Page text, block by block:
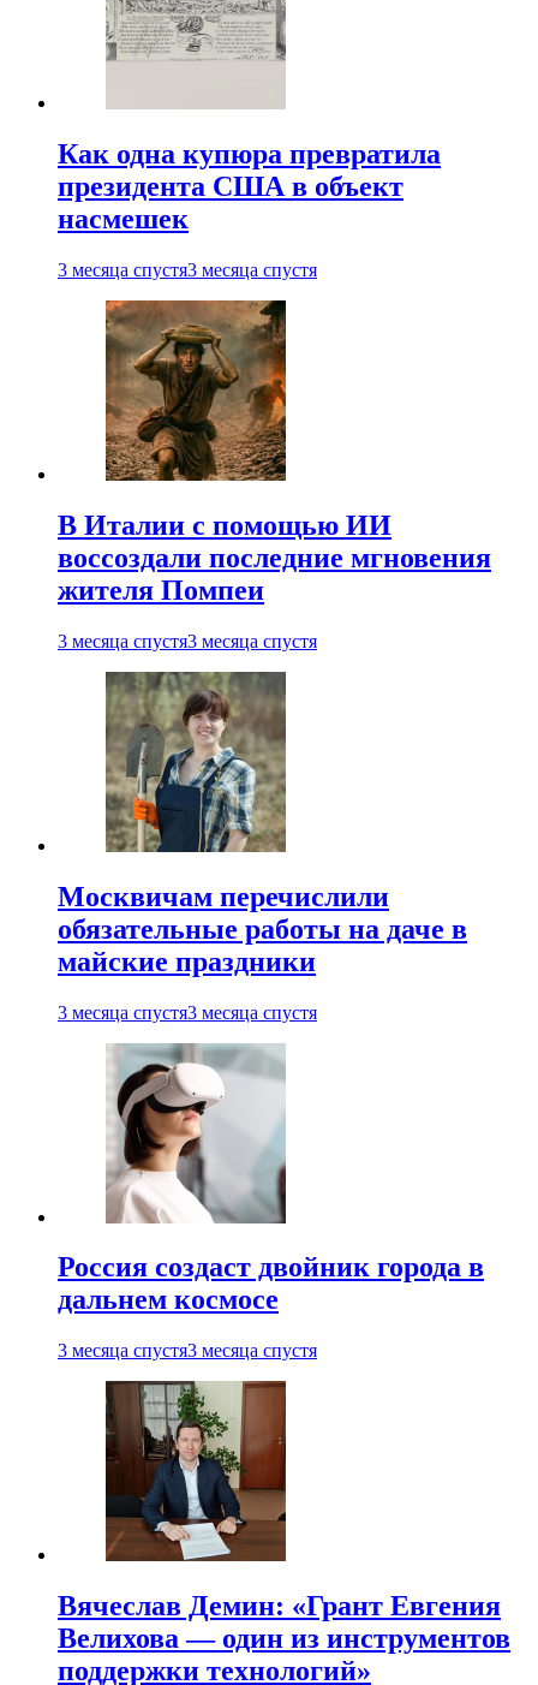
Как одна купюра превратила
президента США в объект
насмешек
3 месяца спустя3 месяца спустя
В Италии с помощью ИИ
воссоздали последние мгновения
жителя Помпеи
3 месяца спустя3 месяца спустя
Москвичам перечислили
обязательные работы на даче в
майские праздники
3 месяца спустя3 месяца спустя
Россия создаст двойник города в
дальнем космосе
3 месяца спустя3 месяца спустя
Вячеслав Демин: «Грант Евгения
Велихова — один из инструментов
поддержки технологий»